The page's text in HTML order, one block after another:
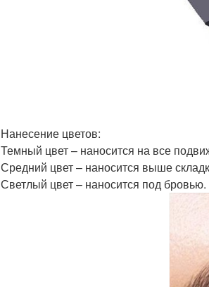
Нанесение цветов:
Темный цвет – наносится на все
Средний цвет – наносится выше
Светлый цвет – наносится под бровью.